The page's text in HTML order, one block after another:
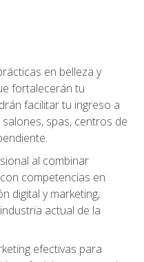
en belleza y
fortalecerán tu
facilitar tu ingreso a
spas, centros de
al combinar
competencias en
digital y marketing,
actual de la
efectivas para